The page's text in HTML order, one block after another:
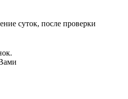
суток, после проверки